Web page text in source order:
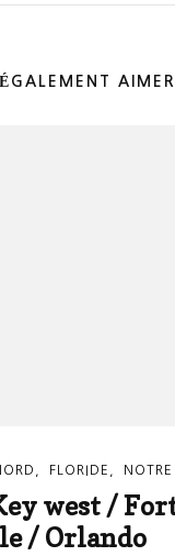
FLORIDE NOTRE
west /
/ Orlando